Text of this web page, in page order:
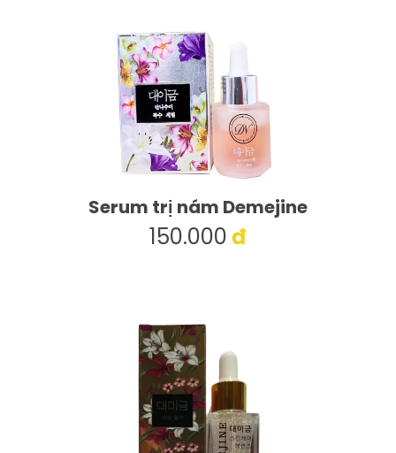
Serum trị nám Demejine
150.000đ